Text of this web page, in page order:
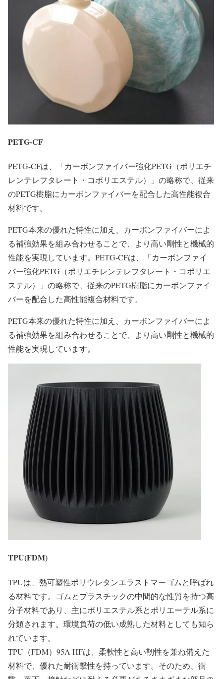
PETG-CF
PETG-CFは、「カーボンファイバー強化PETG（ポリエチ
レンテレフタレート・コポリエステル）」の略称で、従来
のPETG樹脂にカーボンファイバーを配合した高性能複合
材料です。
PETG本来の優れた特性に加え、カーボンファイバーによ
る補強効果を組み合わせることで、より高い剛性と機械的
性能を実現しています。PETG-CFは、「カーボンファイ
バー強化PETG（ポリエチレンテレフタレート・コポリエ
ステル）」の略称で、従来のPETG樹脂にカーボンファイ
バーを配合した高性能複合材料です。
PETG本来の優れた特性に加え、カーボンファイバーによ
る補強効果を組み合わせることで、より高い剛性と機械的
性能を実現しています。
TPU(FDM)
TPUは、熱可塑性ポリウレタンエラストマーゴムと呼ばれ
る材料です。ゴムとプラスチックの中間的な性質を持つ高
分子材料であり、主にポリエステル系とポリエーテル系に
分類されます。環境負荷の低い成熟した材料としても知ら
れています。
TPU（FDM）95A HFは、柔軟性と高い靭性を兼ね備えた
材料で、優れた耐衝撃性を持っています。そのため、衝